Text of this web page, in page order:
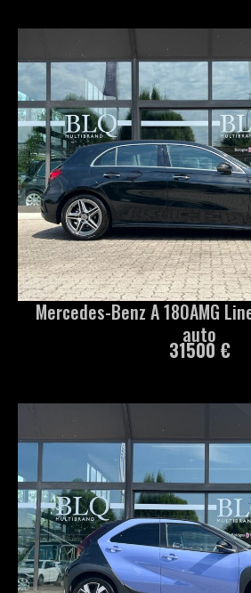
Mercedes-Benz A 180AMG
auto
31500 €